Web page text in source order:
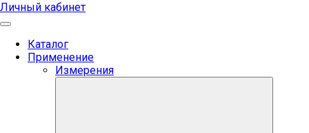
Личный кабинет
Каталог
Применение
Измерения